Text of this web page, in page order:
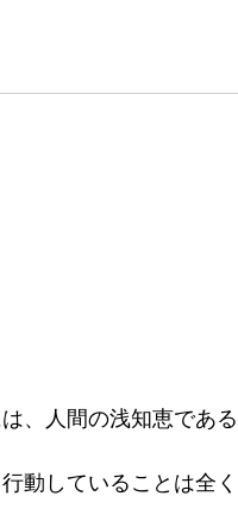
、人間の浅知恵である
動していることは全く